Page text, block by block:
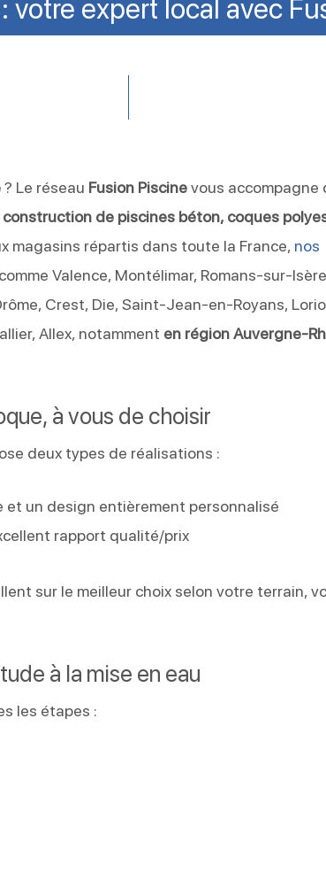
votre expert local avec
? Le réseau Fusion Piscinevous accompagne
construction de piscines béton, coques
magasins répartis dans toute la France, nos
Valence, Montélimar, Romans-sur-
Crest, Die, Saint-Jean-en-Royans,
Allex, notamment en région Auvergne-
à vous de choisir
deux types de réalisations :
et un design entièrement personnalisé
rapport qualité/prix
sur le meilleur choix selon votre terrain,
à la mise en eau
les étapes :